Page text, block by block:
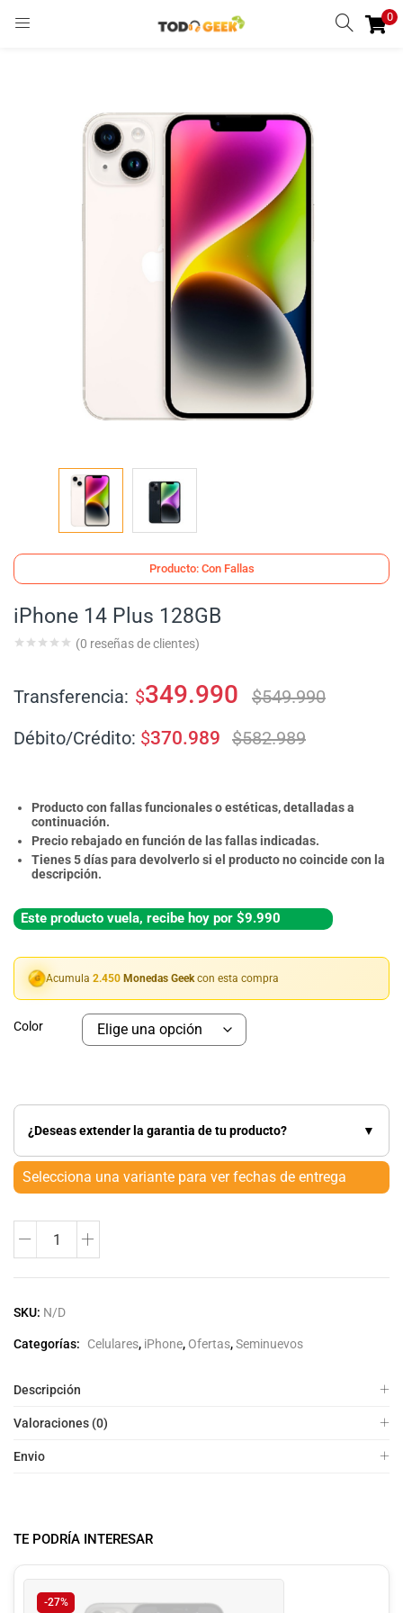
0
Producto: Con Fallas
iPhone 14 Plus 128GB
(0 reseñas de clientes)
Transferencia: $349.990 $549.990
Débito/Crédito: $370.989 $582.989
Producto con fallas funcionales o estéticas, detalladas a
continuación.
Precio rebajado en función de las fallas indicadas.
Tienes 5 días para devolverlo si el producto no coincide con la
descripción.
Este producto vuela, recibe hoy por $9.990
Acumula 2.450 Monedas Geekcon esta compra
Color
¿Deseas extender la garantia de tu producto? ▼
Selecciona una variante para ver fechas de entrega
SKU: N/D
Categorías: Celulares, iPhone, Ofertas,Seminuevos
Descripción
Valoraciones (0)
Envio
TE PODRÍA INTERESAR
-27%
REGISTRARSE
Ingresar
Lost password?